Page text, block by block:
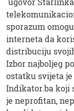
sporazum
interneta da
distribuciju
Izbor najboljeg
ostatku svijeta
Indikator.ba koji
je neprofitan,